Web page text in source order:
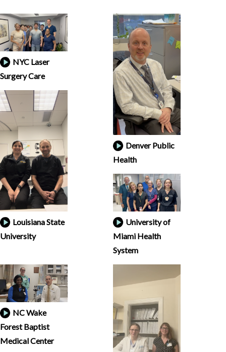
NYC Laser
Surgery Care
Denver Public
Health
Louisiana State
University
University of
Miami Health
System
NC Wake
Forest Baptist
Medical Center